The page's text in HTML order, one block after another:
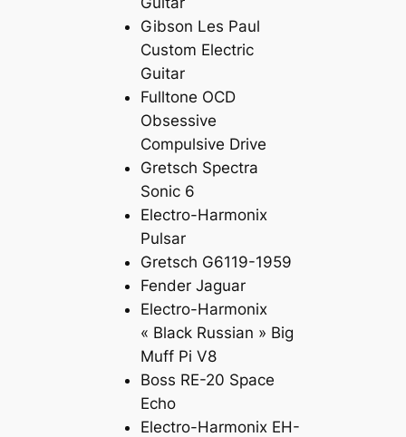
Gibson Les Paul
Custom Electric
Guitar
Fulltone OCD
Obsessive
Compulsive Drive
Gretsch Spectra
Sonic 6
Electro-Harmonix
Pulsar
Gretsch G6119-1959
Fender Jaguar
Electro-Harmonix
« Black Russian » Big
Muff Pi V8
Boss RE-20 Space
Echo
Electro-Harmonix EH-